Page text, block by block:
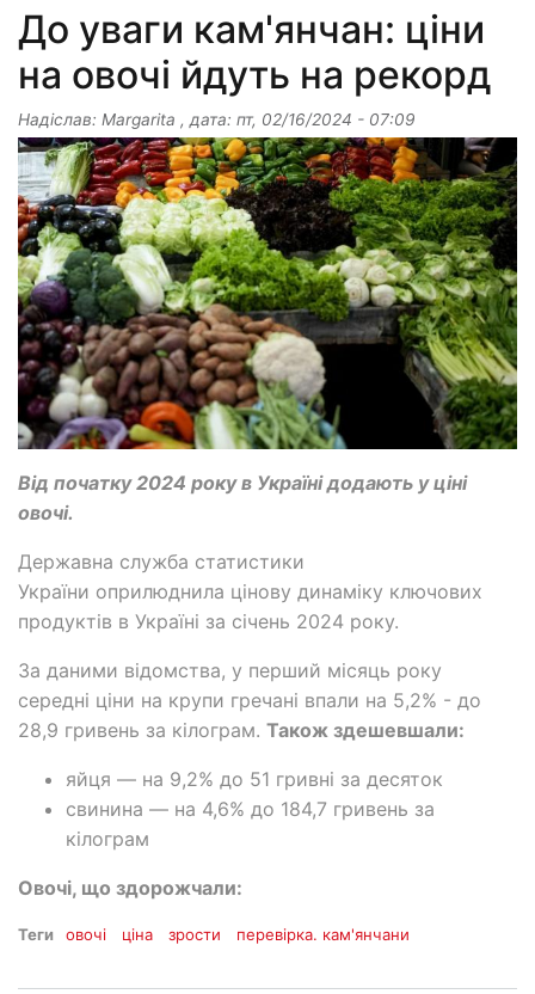
До уваги кам'янчан: ціни
на овочі йдуть на рекорд
Надіслав: Margarita , дата: пт, 02/16/2024 - 07:09
Від початку 2024 року в Україні додають у ціні
овочі.
Державна служба статистики
України оприлюднила цінову динаміку ключових
продуктів в Україні за січень 2024 року.
За даними відомства, у перший місяць року
середні ціни на крупи гречані впали на 5,2% - до
28,9 гривень за кілограм. Також здешевшали:
яйця — на 9,2% до 51 гривні за десяток
свинина — на 4,6% до 184,7 гривень за
кілограм
Овочі, що здорожчали:
Теги овочі ціна зрости перевірка. кам'янчани